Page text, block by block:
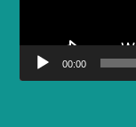
00:00